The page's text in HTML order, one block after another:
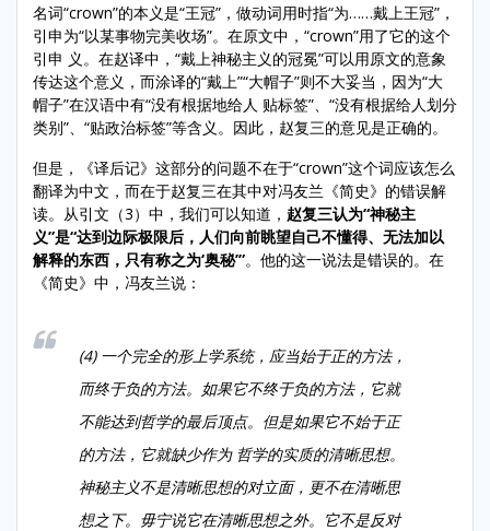
名词“crown”的本义是“王冠”，做动词用时指“为……戴上王冠”，
引申为“以某事物完美收场”。在原文中，“crown”用了它的这个
引申 义。在赵译中，“戴上神秘主义的冠冕”可以用原文的意象
传达这个意义，而涂译的“戴上”“大帽子”则不大妥当，因为“大
帽子”在汉语中有“没有根据地给人 贴标签”、“没有根据给人划分
类别”、“贴政治标签”等含义。因此，赵复三的意见是正确的。
但是，《译后记》这部分的问题不在于“crown”这个词应该怎么
翻译为中文，而在于赵复三在其中对冯友兰《简史》的错误解
读。从引文（3）中，我们可以知道， 赵复三认为“神秘主
义”是“达到边际极限后，人们向前眺望自己不懂得、无法加以
解释的东西，只有称之为‘奥秘’”。他的这一说法是错误的。在
《简史》中，冯友兰说：
(4) 一个完全的形上学系统，应当始于正的方法，
而终于负的方法。如果它不终于负的方法，它就
不能达到哲学的最后顶点。但是如果它不始于正
的方法，它就缺少作为 哲学的实质的清晰思想。
神秘主义不是清晰思想的对立面，更不在清晰思
想之下。毋宁说它在清晰思想之外。它不是反对